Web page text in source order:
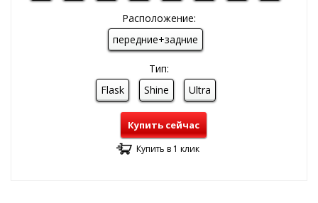
Расположение:
передние+задние
Тип:
Flask
Shine Ultra
Купить сейчас
Купить в 1 клик